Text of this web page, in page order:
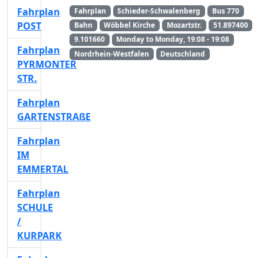
Fahrplan Schieder-Schwalenberg
Bus 770
Bahn
Wöbbel Kirche Mozartstr.
51.897400
9.101660
Monday to Monday, 19:08 - 19:08
Nordrhein-Westfalen
Deutschland
Fahrplan
POST
Fahrplan
PYRMONTER
STR.
Fahrplan
GARTENSTRAßE
Fahrplan
IM
EMMERTAL
Fahrplan
SCHULE
/
KURPARK